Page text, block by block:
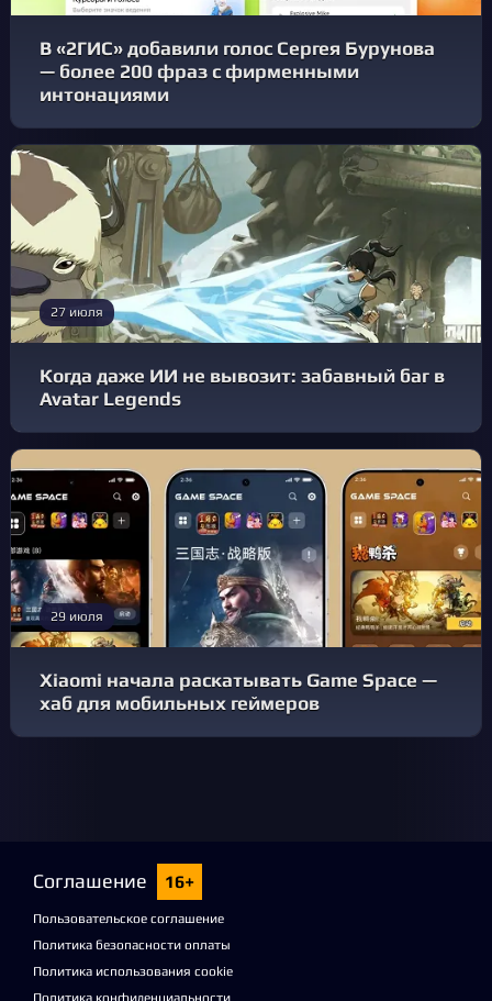
В «2ГИС» добавили голос Сергея Бурунова
— более 200 фраз с фирменными
интонациями
27 июля
Когда даже ИИ не вывозит: забавный баг в
Avatar Legends
29 июля
Xiaomi начала раскатывать Game Space —
хаб для мобильных геймеров
Соглашение 16+
Пользовательское соглашение
Политика безопасности оплаты
Политика использования cookie
Политика конфиденциальности